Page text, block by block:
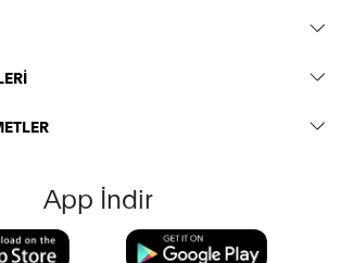
App İndir